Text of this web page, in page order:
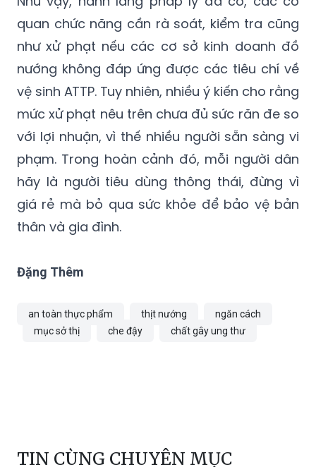
như xử phạt nếu các cơ sở kinh doanh đồ
nướng không đáp ứng được các tiêu chí về
vệ sinh ATTP. Tuy nhiên, nhiều ý kiến cho rằng
mức xử phạt nêu trên chưa đủ sức răn đe so
với lợi nhuận, vì thế nhiều người sẵn sàng vi
phạm. Trong hoàn cảnh đó, mỗi người dân
hãy là người tiêu dùng thông thái, đừng vì
giá rẻ mà bỏ qua sức khỏe để bảo vệ bản
thân và gia đình.
Đặng Thêm
an toàn thực phẩm